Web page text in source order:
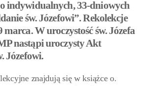
indywidualnych, 33-dniowych
św. Józefowi”. Rekolekcje
W uroczystość św. Józefa
nastąpi uroczysty Akt
Józefowi.
znajdują się w książce o.